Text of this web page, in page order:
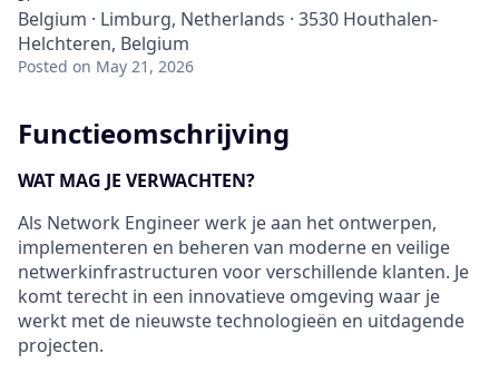
Belgium · Limburg, Netherlands · 3530 Houthalen-
Helchteren, Belgium
Posted on May 21, 2026
Functieomschrijving
WAT MAG JE VERWACHTEN?
Als Network Engineer werk je aan het ontwerpen,
implementeren en beheren van moderne en veilige
netwerkinfrastructuren voor verschillende klanten. Je
komt terecht in een innovatieve omgeving waar je
werkt met de nieuwste technologieën en uitdagende
projecten.